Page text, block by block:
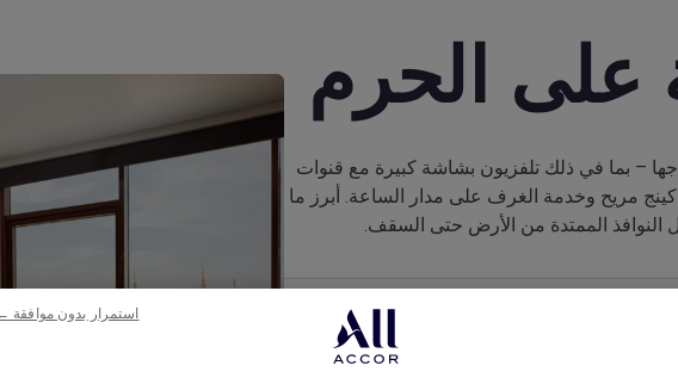
الحرم
– بما في ذلك تلفزيون بشاشة كبيرة مع قنوات
مريح وخدمة الغرف على مدار الساعة. أبرز ما
النوافذ الممتدة من الأرض حتى السقف.
استمرار بدون موافقة